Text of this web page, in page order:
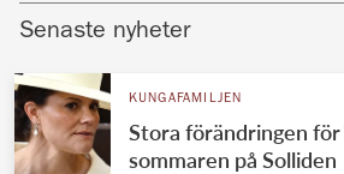
Senaste nyheter
KUNGAFAMILJEN
Stora förändringen
sommaren på Solliden